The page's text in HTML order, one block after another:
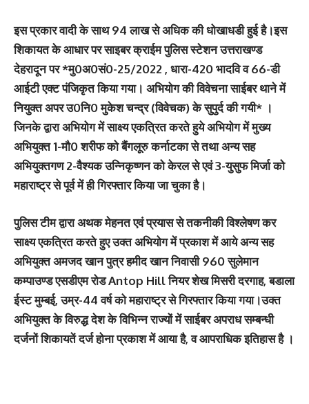
इस प्रकार वादी के साथ 94 लाख से अधिक की धोखाधडी हुई है।इस
शिकायत के आधार पर साइबर क्राईम पुलिस स्टेशन उत्तराखण्ड
देहरादून पर *मु0अ0सं0-25/2022 , धारा-420 भादवि व 66-डी
आईटी एक्ट पंजिकृत किया गया। अभियोग की विवेचना साईबर थाने में
नियुक्त अपर उ0नि0 मुकेश चन्द्र (विवेचक) के सुपुर्द की गयी* ।
जिनके द्वारा अभियोग में साक्ष्य एकत्रित करते हुये अभियोग में मुख्य
अभियुक्त 1-मौ0 शरीफ को बैंगलूरु कर्नाटका से तथा अन्य सह
अभियुक्तगण 2-वैश्यक उन्निकृष्णन को केरल से एवं 3-युसुफ मिर्जा को
महाराष्ट्र से पूर्व में ही गिरफ्तार किया जा चुका है।
पुलिस टीम द्वारा अथक मेहनत एवं प्रयास से तकनीकी विश्लेषण कर
साक्ष्य एकत्रित करते हुए उक्त अभियोग में प्रकाश में आये अन्य सह
अभियुक्त अमजद खान पुत्र हमीद खान निवासी 960 सुलेमान
कम्पाउण्ड एसडीएम रोड Antop Hill नियर शेख मिसरी दरगाह, बडाला
ईस्ट मुम्बई, उम्र-44 वर्ष को महाराष्ट्र से गिरफ्तार किया गया।उक्त
अभियुक्त के विरुद्ध देश के विभिन्न राज्यों में साईबर अपराध सम्बन्धी
दर्जनों शिकायतें दर्ज होना प्रकाश में आया है, व आपराधिक इतिहास है ।